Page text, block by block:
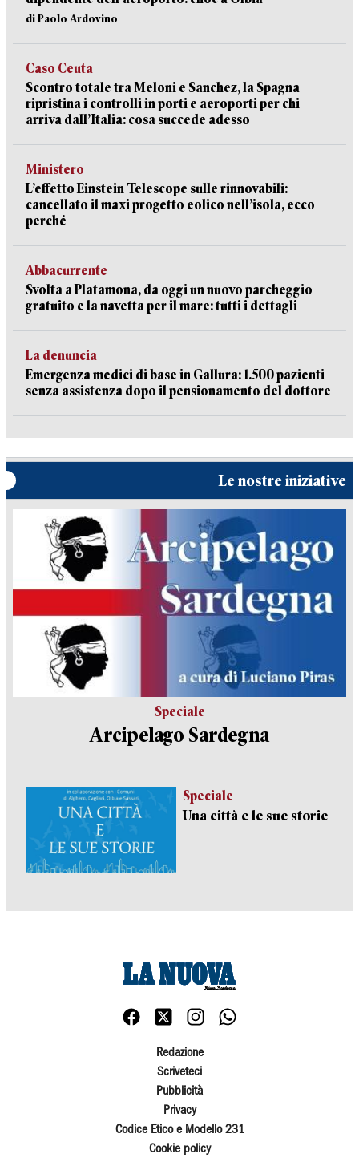
di Paolo Ardovino
Caso Ceuta
Scontro totale tra Meloni e Sanchez, la Spagna
ripristina i controlli in porti e aeroporti per chi
arriva dall’Italia: cosa succede adesso
Ministero
L’effetto Einstein Telescope sulle rinnovabili:
cancellato il maxi progetto eolico nell’isola, ecco
perché
Abbacurrente
Svolta a Platamona, da oggi un nuovo parcheggio
gratuito e la navetta per il mare: tutti i dettagli
La denuncia
Emergenza medici di base in Gallura: 1.500 pazienti
senza assistenza dopo il pensionamento del dottore
Le nostre iniziative
Speciale
Arcipelago Sardegna
Speciale
Una città e le sue storie
Redazione
Scriveteci
Pubblicità
Privacy
Codice Etico e Modello 231
Cookie policy